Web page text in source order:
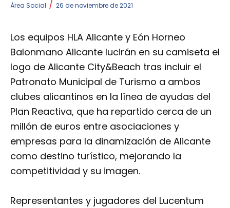
Área Social / 26 de noviembre de 2021
Los equipos HLA Alicante y Eón Horneo
Balonmano Alicante lucirán en su camiseta el
logo de Alicante City&Beach tras incluir el
Patronato Municipal de Turismo a ambos
clubes alicantinos en la línea de ayudas del
Plan Reactiva, que ha repartido cerca de un
millón de euros entre asociaciones y
empresas para la dinamización de Alicante
como destino turístico, mejorando la
competitividad y su imagen.
Representantes y jugadores del Lucentum